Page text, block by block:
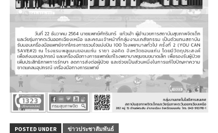
POSTED UNDER ข่าวประชาสัมพันธ์